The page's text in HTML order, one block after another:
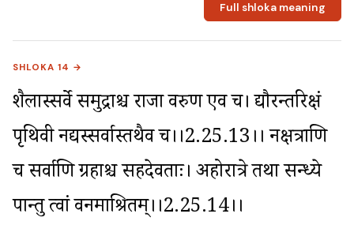
Full shloka meaning
SHLOKA 14 →
शैलास्सर्वे समुद्राश्च राजा वरुण एव च। द्यौरन्तरिक्षं
पृथिवी नद्यस्सर्वास्तथैव च।।2.25.13।। नक्षत्राणि
च सर्वाणि ग्रहाश्च सहदेवताः। अहोरात्रे तथा सन्ध्ये
पान्तु त्वां वनमाश्रितम्।।2.25.14।।